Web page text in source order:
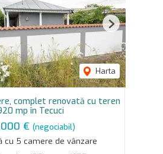
Harta
Next
complet renovată cu teren
mp în Tecuci
€ (negociabil)
cu 5 camere de vânzare